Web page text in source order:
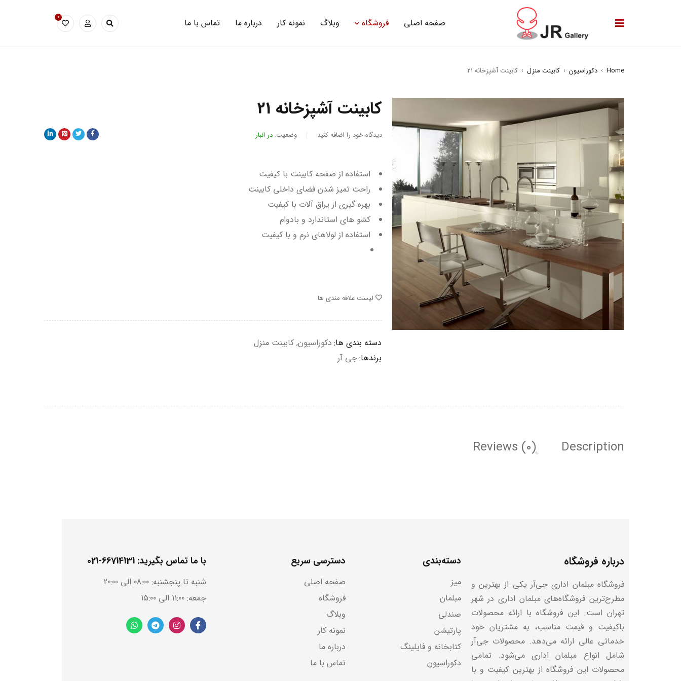
صفحه اصلی فروشگاه وبلاگ نمونه کار درباره ما تماس با ما 0
Home
› دکوراسیون › کابینت منزل › کابینت آشپزخانه 21
کابینت آشپزخانه 21
دیدگاه خود را اضافه کنید وضعیت: در انبار
استفاده از صفحه کابینت با کیفیت
راحت تمیز شدن فضای داخلی کابینت
بهره گیری از یراق آلات با کیفیت
کشو های استاندارد و بادوام
استفاده از لولاهای نرم و با کیفیت
لیست علاقه مندی ها
دسته بندی ها: دکوراسیون, کابینت منزل
برندها:جی آر
Description
Reviews (0)
درباره فروشگاه
فروشگاه مبلمان اداری جی‌آر یکی از بهترین و
مطرح‌ترین فروشگاه‌های مبلمان اداری در شهر
تهران است. این فروشگاه با ارائه محصولات
باکیفیت و قیمت مناسب، به مشتریان خود
خدماتی عالی ارائه می‌دهد. محصولات جی‌آر
شامل انواع مبلمان اداری می‌شود. تمامی
محصولات این فروشگاه از بهترین کیفیت و با
دسته‌بندی
میز
مبلمان
صندلی
پارتیشن
کتابخانه و فایلینگ
دکوراسیون
دسترسی سریع
صفحه اصلی
فروشگاه
وبلاگ
نمونه کار
درباره ما
تماس با ما
با ما تماس بگیرید: 66714131-021
شنبه تا پنجشنبه: 08:00 الی 20:00
جمعه: 11:00 الی 15:00